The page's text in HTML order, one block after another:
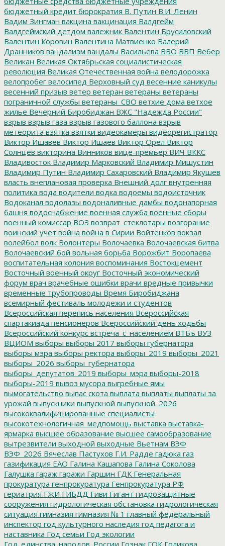
бюджетный кредит бюрократия В. Путин В.И. Ленин
Вадим Зингман вакцина вакцинация Валдгейм
Валдгеймский детдом валежник Валентин Брусиловский
Валентин Коровин Валентина Матвиенко Валерий
Дранников вандализм вандалы Васильева ВВО ВВП Вебер
Великан Великая Октябрьская социалистическая
революция Великая Отечественная война велодорожка
велопробег велосипед Верховный суд весенние каникулы
весенний призыв ветер ветеран ветераны ветераны
пограничной службы ветераны_СВО ветхие дома ветхое
жилье Вечерний Биробиджан ВЖС "Надежда России"
взрыв взрыв газа взрыв газового баллона взрыв
метеорита взятка взятки видеокамеры видеорегистратор
Виктор Ишавев Виктор Ишаев Виктор Орёл Виктор
Солнцев викторина Винников вице-премьер ВИЧ ВККС
Владивосток Владимир Марковский Владимир Мишустин
Владимир Путин Владимир Сахаровский Владимир Якушев
власть внеплановая проверка Внешний долг внутренняя
политика вода водители водка водоемы водоисточник
Водоканал водолазы водоналивные дамбы водонапорная
башня водоснабжение военная служба военные сборы
военный комиссар ВОЗ возврат_стеклотары возгорание
воинский учет война война в Сирии Войтенков вокзал
волейбол волк Волонтеры Волочаевка Волочаевская битва
Волочаевский бой вольная борьба Ворожбит Воропаева
воспитательная колония воспоминания Востокцемент
Восточный военный округ Восточный экономический
форум врач врачебные ошибки врачи вредные привычки
временные трубопроводы Время Биробиджана
всемирный фестиваль молодежи и студентов
Всероссийская перепись населения Всероссийская
спартакиада пенсионеров Всероссийский день ходьбы
Всероссийский конкурс встреча_с_населением ВТБъ ВУЗ
ВЦИОМ выборы выборы 2017 выборы губернатора
выборы мэра выборы ректора выборы_2019 выборы_2021
выборы_2026 выборы_губернатора
выборы_депутатов_2019 выборы_мэра выборы-2018
выборы-2019 вывоз мусора выгребные ямы
вымогательство выпас скота выплата выплаты выплаты за
урожай выпускники выпускной выпускной_2026
высококвалифицированные специалисты
высокотехнологичная_медпомощь выставка выставка-
ярмарка высшее образование высшее самообразование
вытрезвители выходной выходные Вьетнам ВЭФ
ВЭФ_2026 Вячеслав Пастухов Г.И. Радде гадюка газ
газификация ЕАО Галина Кашапова Галина Соколова
Галушка гараж гаражи Гаршин ГДК Генеральная
прокуратура генпрокуратура Генпрокуратура РФ
гериатрия ГЖИ ГИБДД Гиви Гигант гидрозащитные
сооружения гидрологическая обстановка гидрологическая
ситуация гимназия гимназия № 1 главный федеральный
инспектор год культурного наследия год педагога и
наставника Год семьи Год экологии
Год_единства_народов_России Гознак ГОК Голикова